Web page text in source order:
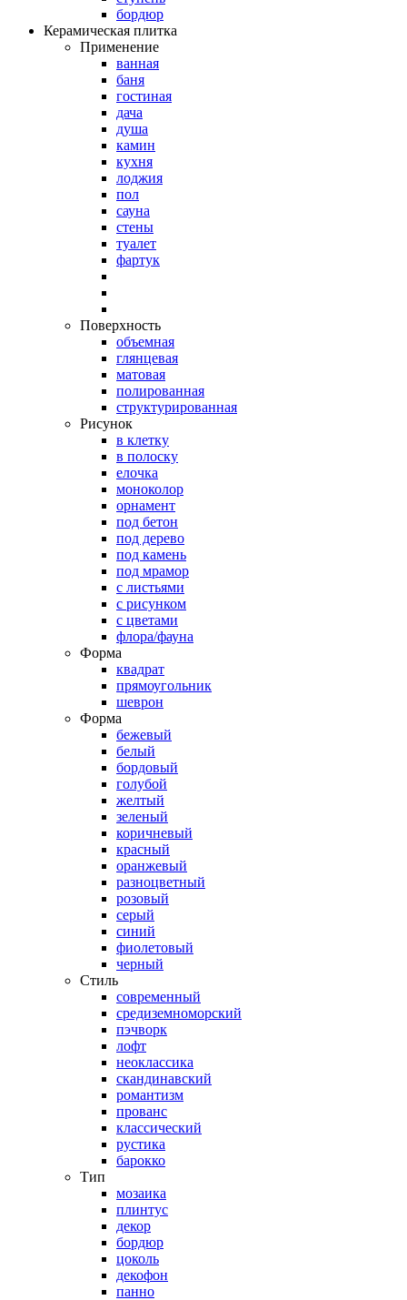
бордюр
Керамическая плитка
Применение
ванная
баня
гостиная
дача
душа
камин
кухня
лоджия
пол
сауна
стены
туалет
фартук
Поверхность
объемная
глянцевая
матовая
полированная
структурированная
Рисунок
в клетку
в полоску
елочка
моноколор
орнамент
под бетон
под дерево
под камень
под мрамор
с листьями
с рисунком
с цветами
флора/фауна
Форма
квадрат
прямоугольник
шеврон
Форма
бежевый
белый
бордовый
голубой
желтый
зеленый
коричневый
красный
оранжевый
разноцветный
розовый
серый
синий
фиолетовый
черный
Стиль
современный
средиземноморский
пэчворк
лофт
неоклассика
скандинавский
романтизм
прованс
классический
рустика
барокко
Тип
мозаика
плинтус
декор
бордюр
цоколь
декофон
панно